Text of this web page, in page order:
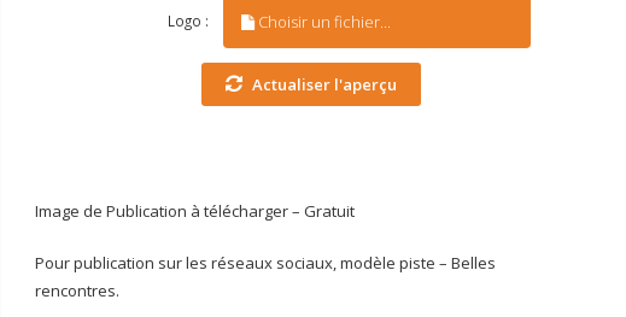
Logo : Choisir un fichier...
Actualiser l'aperçu
Image de Publication à télécharger – Gratuit
Pour publication sur les réseaux sociaux, modèle piste – Belles
rencontres.